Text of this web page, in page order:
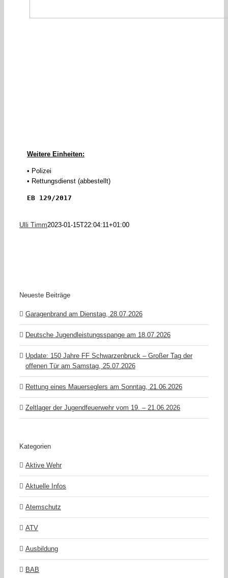
Weitere Einheiten:
• Polizei
• Rettungsdienst (abbestellt)
EB 129/2017
Ulli Timm2023-01-15T22:04:11+01:00
Neueste Beiträge
Garagenbrand am Dienstag, 28.07.2026
Deutsche Jugendleistungsspange am 18.07.2026
Update: 150 Jahre FF Schwarzenbruck – Großer Tag der
offenen Tür am Samstag, 25.07.2026
Rettung eines Mauerseglers am Sonntag, 21.06.2026
Zeltlager der Jugendfeuerwehr vom 19. – 21.06.2026
Kategorien
Aktive Wehr
Aktuelle Infos
Atemschutz
ATV
Ausbildung
BAB